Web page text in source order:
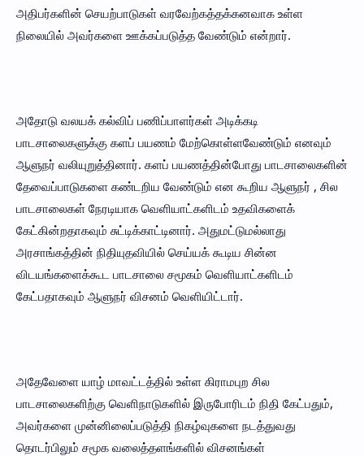
அதிபர்களின் செயற்பாடுகள் வரவேற்கத்தக்கனவாக உள்ள
நிலையில் அவர்களை ஊக்கப்படுத்த வேண்டும் என்றார்.
அதோடு வலயக் கல்விப் பணிப்பாளர்கள் அடிக்கடி
பாடசாலைகளுக்கு களப் பயணம் மேற்கொள்ளவேண்டும் எனவும்
ஆளுநர் வலியுறுத்தினார். களப் பயணத்தின்போது பாடசாலைகளின்
தேவைப்பாடுகளை கண்டறிய வேண்டும் என கூறிய ஆளுநர் , சில
பாடசாலைகள் நேரடியாக வெளியாட்களிடம் உதவிகளைக்
கேட்கின்றதாகவும் சுட்டிக்காட்டினார். அதுமட்டுமல்லாது
அரசாங்கத்தின் நிதியுதவியில் செய்யக் கூடிய சின்ன
விடயங்களைக்கூட பாடசாலை சமூகம் வெளியாட்களிடம்
கேட்பதாகவும் ஆளுநர் விசனம் வெளியிட்டார்.
அதேவேளை யாழ் மாவட்டத்தில் உள்ள கிராமபுற சில
பாடசாலைகளிற்கு வெளிநாடுகளில் இருபோரிடம் நிதி கேட்பதும்,
அவர்களை முன்னிலைப்படுத்தி நிகழ்வுகளை நடத்துவது
தொடர்பிலும் சமூக வலைத்தளங்களில் விசனங்கள்